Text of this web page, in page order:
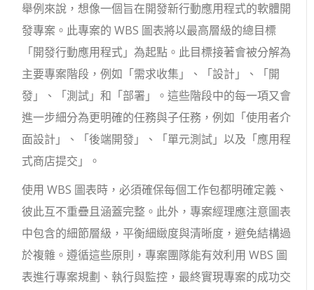
舉例來說，想像一個旨在開發新行動應用程式的軟體開
發專案。此專案的 WBS 圖表將以最高層級的總目標
「開發行動應用程式」為起點。此目標接著會被分解為
主要專案階段，例如「需求收集」、「設計」、「開
發」、「測試」和「部署」。這些階段中的每一項又會
進一步細分為更明確的任務與子任務，例如「使用者介
面設計」、「後端開發」、「單元測試」以及「應用程
式商店提交」。
使用 WBS 圖表時，必須確保每個工作包都明確定義、
彼此互不重疊且涵蓋完整。此外，專案經理應注意圖表
中包含的細節層級，平衡細緻度與清晰度，避免結構過
於複雜。遵循這些原則，專案團隊能有效利用 WBS 圖
表進行專案規劃、執行與監控，最終實現專案的成功交